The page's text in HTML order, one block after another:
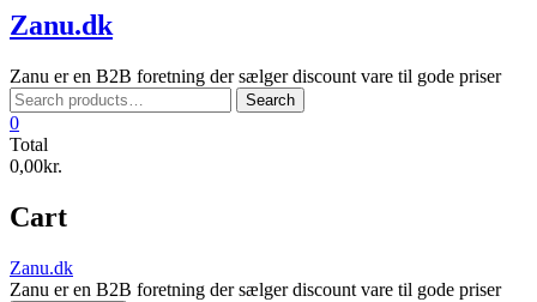
Zanu.dk
Zanu er en B2B foretning der sælger discount vare til gode priser
Search
for:
Search
0
Total
0,00kr.
Cart
Zanu.dk
Zanu er en B2B foretning der sælger discount vare til gode priser